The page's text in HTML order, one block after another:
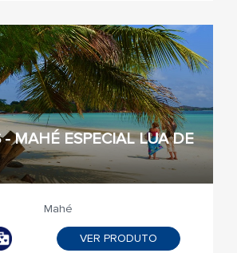
- MAHÉ ESPECIAL LUA DE
Mahé
VER PRODUTO